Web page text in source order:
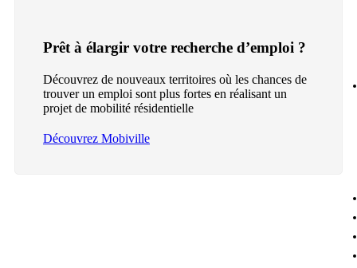
Prêt à élargir votre recherche d’emploi ?
Découvrez de nouveaux territoires où les chances de
trouver un emploi sont plus fortes en réalisant un
projet de mobilité résidentielle
Découvrez Mobiville